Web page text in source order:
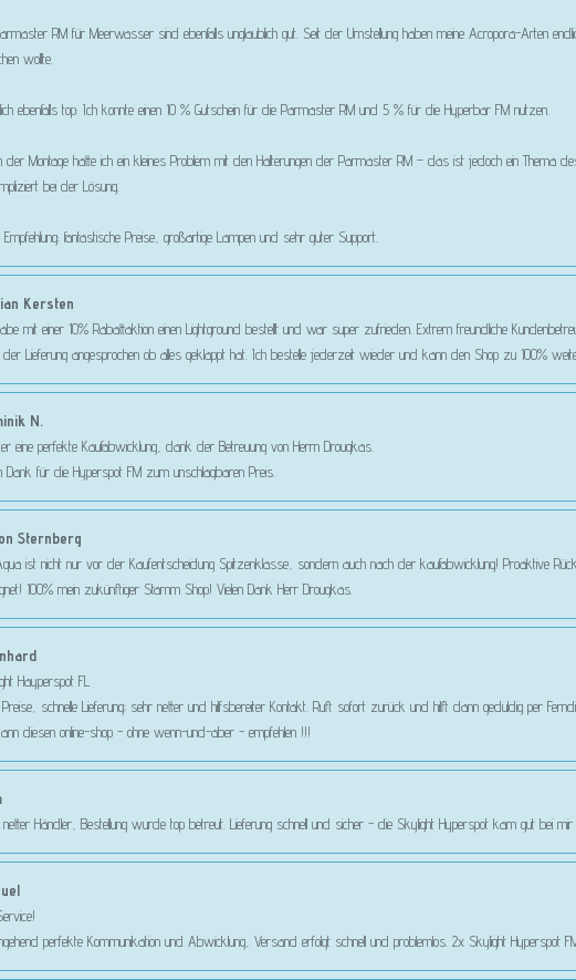
RM für Meerwasser sind ebenfalls unglaublich gut. Seit der Umstellung haben meine Acropora-Arten
wollte.
ebenfalls top: Ich konnte einen 10 % Gutschein für die Parmaster RM und 5 % für die Hyperbar FM nutzen.
der Montage hatte ich ein kleines Problem mit den Halterungen der Parmaster RM – das ist jedoch ein Thema
bei der Lösung.
Empfehlung: fantastische Preise, großartige Lampen und sehr guter Support.
Kersten
mit einer 10% Rabattaktion einen Lightground bestellt und war super zufrieden. Extrem freundliche
Lieferung angesprochen ob alles geklappt hat. Ich bestelle jederzeit wieder und kann den Shop zu 100%
N.
eine perfekte Kaufabwicklung, dank der Betreuung von Herrn Drougkas.
Dank für die Hyperspot FM zum unschlagbaren Preis.
Sternberg
ist nicht nur vor der Kaufentscheidung Spitzenklasse, sondern auch nach der kaufabwicklung! Proaktive
100% mein zukünftiger Stamm Shop! Vielen Dank Herr Drougkas.
Hayperspot FL
Preise, schnelle Lieferung; sehr netter und hilfsbereiter Kontakt. Ruft sofort zurück und hilft dann geduldig per
diesen online-shop - ohne wenn-und-aber - empfehlen !!!
netter Händler, Bestellung wurde top betreut. Lieferung schnell und sicher - die Skylight Hyperspot kam gut bei
perfekte Kommunikation und Abwicklung, Versand erfolgt schnell und problemlos. 2x Skylight Hyperspot